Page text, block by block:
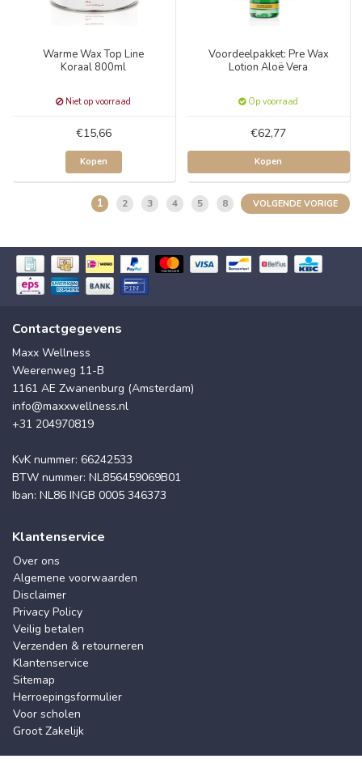
Warme Wax Top Line
Koraal 800ml
Niet op voorraad
€15,66
Kopen
Voordeelpakket: Pre Wax
Lotion Aloë Vera
Op voorraad
€62,77
Kopen
1 2 3 4 5 8 VOLGENDE VORIGE
Contactgegevens
Maxx Wellness
Weerenweg 11-B
1161 AE Zwanenburg (Amsterdam)
info@maxxwellness.nl
+31 204970819
KvK nummer: 66242533
BTW nummer: NL856459069B01
Iban: NL86 INGB 0005 346373
Klantenservice
Over ons
Algemene voorwaarden
Disclaimer
Privacy Policy
Veilig betalen
Verzenden & retourneren
Klantenservice
Sitemap
Herroepingsformulier
Voor scholen
Groot Zakelijk